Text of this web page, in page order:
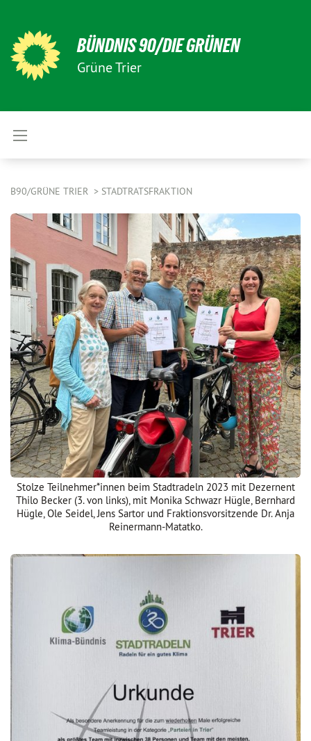
BÜNDNIS 90/DIE GRÜNEN
Grüne Trier
B90/GRÜNE TRIER STADTRATSFRAKTION
Stolze Teilnehmer*innen beim Stadtradeln 2023 mit Dezernent
Thilo Becker (3. von links), mit Monika Schwazr Hügle, Bernhard
Hügle, Ole Seidel, Jens Sartor und Fraktionsvorsitzende Dr. Anja
Reinermann-Matatko.